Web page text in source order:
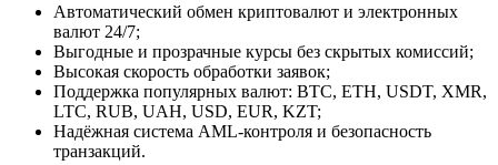
Автоматический обмен криптовалют и электронных
валют 24/7;
Выгодные и прозрачные курсы без скрытых комиссий;
Высокая скорость обработки заявок;
Поддержка популярных валют: BTC, ETH, USDT, XMR,
LTC, RUB, UAH, USD, EUR, KZT;
Надёжная система AML-контроля и безопасность
транзакций.